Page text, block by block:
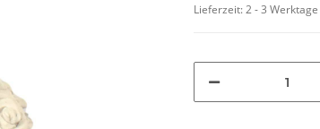
Lieferzeit:2 - 3 Werktage